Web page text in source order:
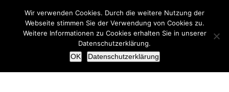
springen
Wir verwenden Cookies. Durch die weitere Nutzung der
Webseite stimmen Sie der Verwendung von Cookies zu.
Weitere Informationen zu Cookies erhalten Sie in unserer
Datenschutzerklärung.
OK
Datenschutzerklärung